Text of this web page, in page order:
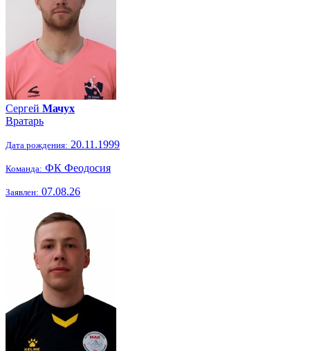
Сергей Мачух
Вратарь
Дата рождения: 20.11.1999
Команда: ФК Феодосия
Заявлен: 07.08.26